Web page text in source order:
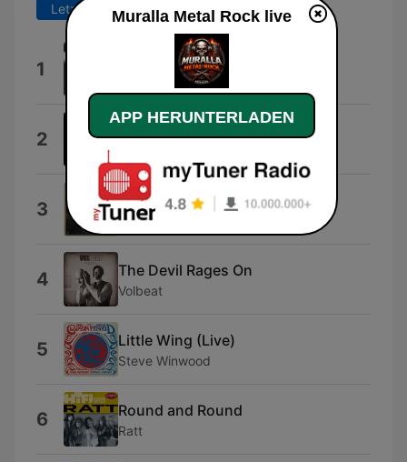
Letzte 7 Tage Letzte 30 Tage
1 Tinta Y Toner
2
3 Black Betty
Ram Jam
4 The Devil Rages On
Volbeat
5 Little Wing (Live)
Steve Winwood
6 Round and Round
Ratt
Muralla Metal Rock live
APP HERUNTERLADEN